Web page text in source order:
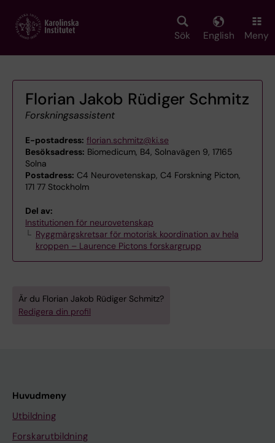
main
Sök English Meny
Florian Jakob Rüdiger Schmitz
Forskningsassistent
E-postadress: florian.schmitz@ki.se
Besöksadress: Biomedicum, B4, Solnavägen 9, 17165
Solna
Postadress: C4 Neurovetenskap, C4 Forskning Picton,
171 77 Stockholm
Del av:
Institutionen för neurovetenskap
Ryggmärgskretsar för motorisk koordination av hela
kroppen – Laurence Pictons forskargrupp
Är du Florian Jakob Rüdiger Schmitz?
Redigera din profil
Huvudmeny
Utbildning
Forskarutbildning